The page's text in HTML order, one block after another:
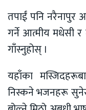
तपाईं पनि नरैनापुर
गर्ने आत्मीय मधेसी
गाँस्नुहोस् ।
यहाँका
निस्कने भजनहरू